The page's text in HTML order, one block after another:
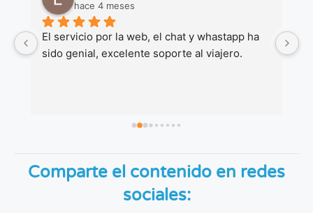
hace 4 meses
El servicio por la web, el chat y whastapp ha
sido genial, excelente soporte al viajero.
Comparte el contenido en redes
sociales: